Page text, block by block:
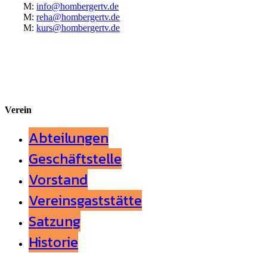
M:info@hombergertv.de
M:reha@hombergertv.de
M:kurs@hombergertv.de
Verein
Abteilungen
Geschäftstelle
Vorstand
Vereinsgaststätte
Satzung
Historie